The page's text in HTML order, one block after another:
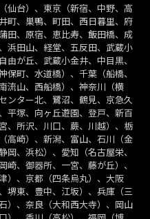
仙台）、東京（新宿、中野、高
町、巣鴨、町田、西日暮里、府
田、原宿、恵比寿、飯田橋、成
浜田山、経堂、五反田、武蔵小
が丘、武蔵小金井、中目黒、
町、水道橋）、千葉（船橋、
流山、西船橋）、神奈川（横
ンター北、鷺沼、鶴見、京急久
平塚、向ヶ丘遊園、登戸、新百
、所沢、川口、蕨、川越）、栃
高崎）、新潟、富山、石川（金
、浜松）、愛知（名古屋栄、
、御器所、一宮、藤が丘）、
）、京都（四条烏丸）、大阪
堺東、豊中、江坂）、兵庫（三
）、奈良（大和西大寺）、岡山